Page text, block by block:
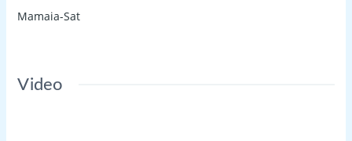
Mamaia-Sat
Video